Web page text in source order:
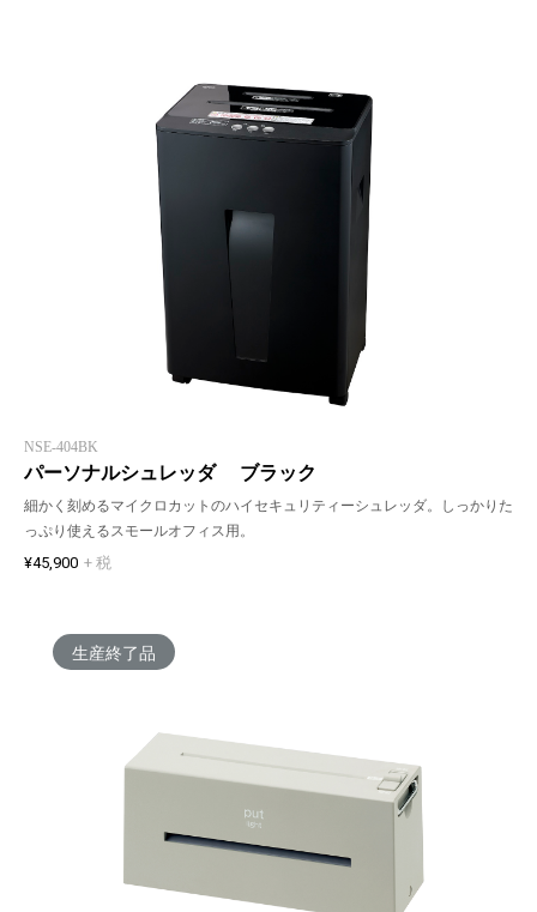
NSE-404BK
パーソナルシュレッダ ブラック
細かく刻めるマイクロカットのハイセキュリティーシュレッダ。しっかりた
っぷり使えるスモールオフィス用。
¥45,900 + 税
生産終了品